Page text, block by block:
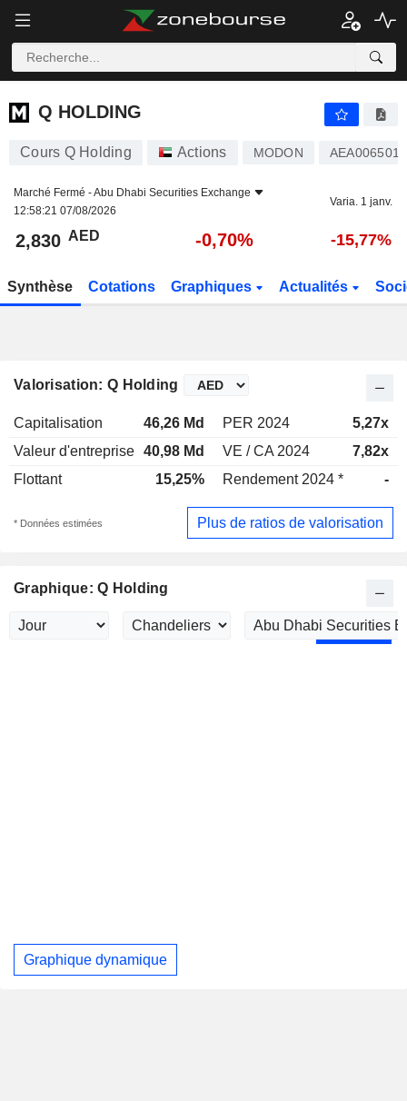
Q HOLDING
Q HOLDING
Cours Q Holding Actions MODON
Marché Fermé -Abu Dhabi Securities Exchange
12:58:21 07/08/2026
Varia. 1 janv.
2,830 AED -0,70% -15,77%
Synthèse Cotations Graphiques Actualités
Valorisation: Q Holding
Capitalisation 46,26 Md PER 2024
5,27x
Valeur d'entreprise 40,98 Md VE / CA 2024
7,82x
Flottant
15,25% Rendement 2024 * -
* Données estimées Plus de ratios de valorisation
Graphique: Q Holding
Graphique dynamique